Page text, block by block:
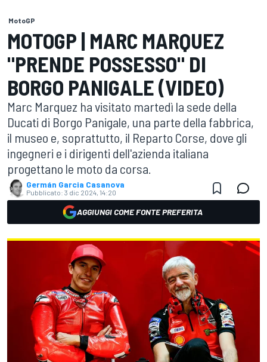
MotoGP
MOTOGP | MARC MARQUEZ
"PRENDE POSSESSO" DI
BORGO PANIGALE (VIDEO)
Marc Marquez ha visitato martedì la sede della
Ducati di Borgo Panigale, una parte della fabbrica,
il museo e, soprattutto, il Reparto Corse, dove gli
ingegneri e i dirigenti dell'azienda italiana
progettano le moto da corsa.
Germán Garcia Casanova
Pubblicato: 3 dic 2024, 14:20
AGGIUNGI COME FONTE PREFERITA